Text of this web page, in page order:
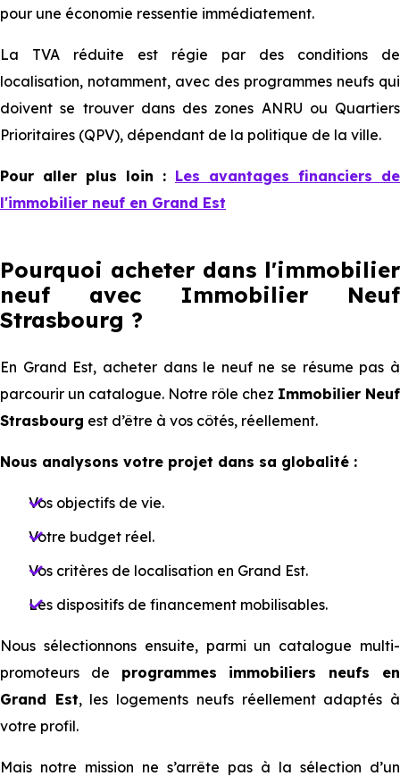
pour une économie ressentie immédiatement.
La TVA réduite est régie par des conditions de
localisation, notamment, avec des programmes neufs qui
doivent se trouver dans des zones ANRU ou Quartiers
Prioritaires (QPV), dépendant de la politique de la ville.
Pour aller plus loin : Les avantages financiers de
l'immobilier neuf en Grand Est
Pourquoi acheter dans l'immobilier
neuf avec Immobilier Neuf
Strasbourg ?
En Grand Est, acheter dans le neuf ne se résume pas à
parcourir un catalogue. N⁠⁠otre rôle chez Immobilier Neuf
Strasbourg est d’être à vos côtés, réellement.
N⁠⁠ous analysons votre projet dans sa globalité :
Vos objectifs de vie.
Votre budget réel.
Vos critères de localisation en Grand Est.
Les dispositifs de financement mobilisables.
Nous sélectionnons ensuite, parmi un catalogue multi-
promoteurs de programmes immobiliers neufs en
Grand Est, les logements neufs réellement adaptés à
votre profil.
M⁠⁠ais notre mission ne s’arrête pas à la sélection d’un